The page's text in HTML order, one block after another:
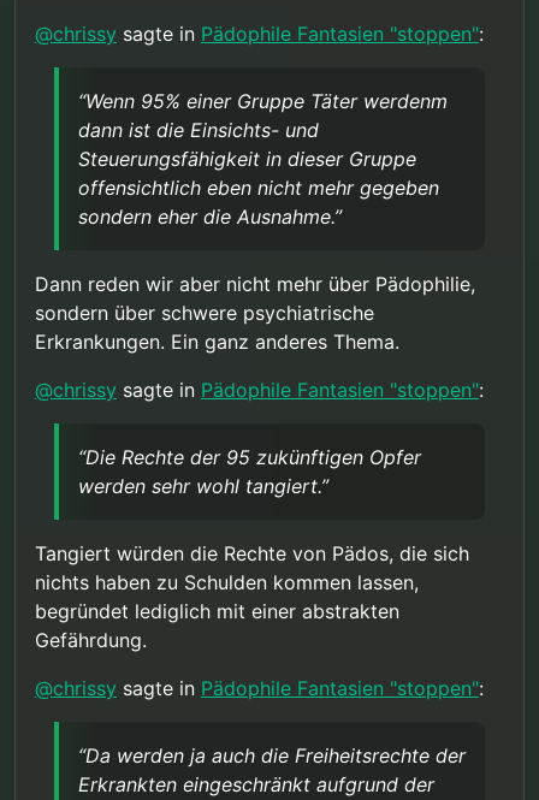
@chrissy sagte in Pädophile Fantasien "stoppen":
“Wenn 95% einer Gruppe Täter werdenm
dann ist die Einsichts- und
Steuerungsfähigkeit in dieser Gruppe
offensichtlich eben nicht mehr gegeben
sondern eher die Ausnahme.”
Dann reden wir aber nicht mehr über Pädophilie,
sondern über schwere psychiatrische
Erkrankungen. Ein ganz anderes Thema.
@chrissy sagte in Pädophile Fantasien "stoppen":
“Die Rechte der 95 zukünftigen Opfer
werden sehr wohl tangiert.”
Tangiert würden die Rechte von Pädos, die sich
nichts haben zu Schulden kommen lassen,
begründet lediglich mit einer abstrakten
Gefährdung.
@chrissy sagte in Pädophile Fantasien "stoppen":
“Da werden ja auch die Freiheitsrechte der
Erkrankten eingeschränkt aufgrund der